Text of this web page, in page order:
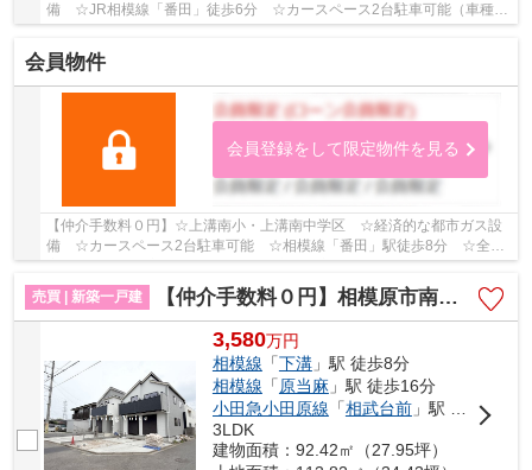
備 ☆JR相模線「番田」徒歩6分 ☆カースペース2台駐車可能（車種に
よる） ☆ルーフバルコニー付き ☆スーパー近く利便...
会員物件
会員登録をして限定物件を見る
【仲介手数料０円】☆上溝南小・上溝南中学区 ☆経済的な都市ガス設
備 ☆カースペース2台駐車可能 ☆相模線「番田」駅徒歩8分 ☆全居
室収納スペース完備 ☆省エネ基準適合住宅 ☆コンビ...
売買 | 新築一戸建
【仲介手数料０円】相模原市南区下溝 新築一戸建て 全2棟
3,580万円
相模線 「下溝」駅 徒歩8分
相模線 「原当麻」駅 徒歩16分
小田急小田原線 「相武台前」駅 バス20分 「八景の棚」 停歩6分
3LDK
建物面積：92.42㎡（27.95坪）